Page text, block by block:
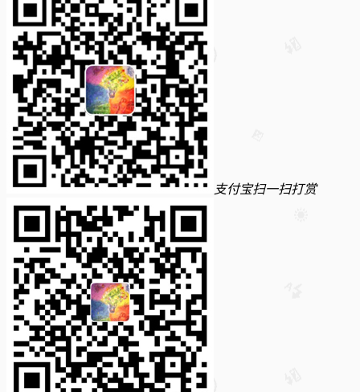
支付宝扫一扫打赏